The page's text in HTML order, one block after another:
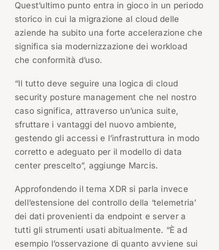
Quest’ultimo punto entra in gioco in un periodo
storico in cui la migrazione al cloud delle
aziende ha subito una forte accelerazione che
significa sia modernizzazione dei workload
che conformità d’uso.
“Il tutto deve seguire una logica di cloud
security posture management che nel nostro
caso significa, attraverso un’unica suite,
sfruttare i vantaggi del nuovo ambiente,
gestendo gli accessi e l’infrastruttura in modo
corretto e adeguato per il modello di data
center prescelto”, aggiunge Marcis.
Approfondendo il tema XDR si parla invece
dell’estensione del controllo della ‘telemetria’
dei dati provenienti da endpoint e server a
tutti gli strumenti usati abitualmente. “È ad
esempio l’osservazione di quanto avviene sui